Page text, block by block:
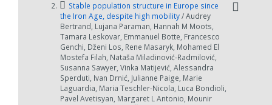
2.
Stable population structure in Europe since
the Iron Age, despite high mobility/ Audrey
Bertrand, Lujana Paraman, Hannah M Moots,
Tamara Leskovar, Emmanuel Botte, Francesco
Genchi, Dženi Los, Rene Masaryk, Mohamed El
Mostefa Filah, Nataša Miladinović-Radmilović,
Susanna Sawyer, Vinka Matijević, Alessandra
Sperduti, Ivan Drnić, Julianne Paige, Marie
Laguardia, Maria Teschler-Nicola, Luca Bondioli,
Pavel Avetisyan, Margaret L Antonio, Mounir